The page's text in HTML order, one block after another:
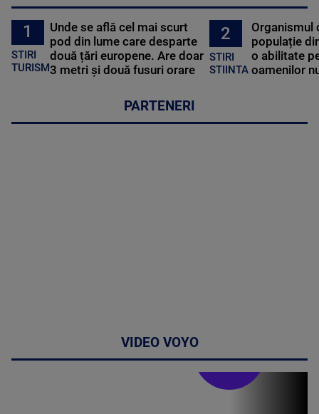
1
STIRI
TURISM
Unde se află cel mai scurt
pod din lume care desparte
două țări europene. Are doar
3 metri și două fusuri orare
2
STIRI
STIINTA
Organismul
populație
o abilitate
oamenilor
PARTENERI
VIDEO VOYO